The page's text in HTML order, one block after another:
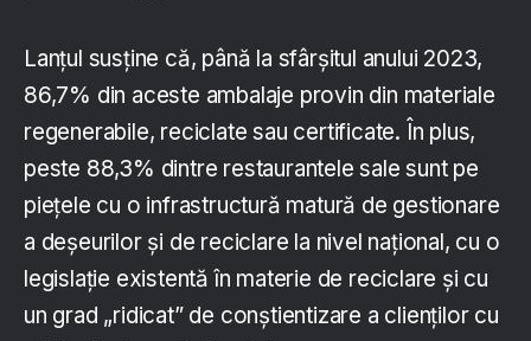
Lanțul susține că, până la sfârșitul anului 2023,
86,7% din aceste ambalaje provin din materiale
regenerabile, reciclate sau certificate. În plus,
peste 88,3% dintre restaurantele sale sunt pe
piețele cu o infrastructură matură de gestionare
a deșeurilor și de reciclare la nivel național, cu o
legislație existentă în materie de reciclare și cu
un grad „ridicat” de conștientizare a clienților cu